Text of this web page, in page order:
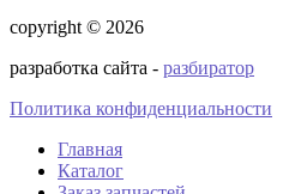
copyright © 2026
разработка сайта - разбиратор
Политика конфиденциальности
Главная
Каталог